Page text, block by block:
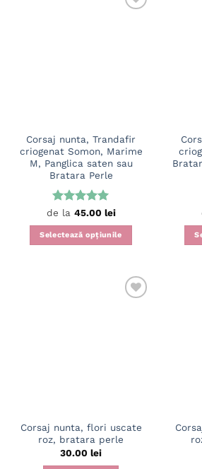
Corsaj nunta, Trandafir
criogenat Somon, Marime
M, Panglica saten sau
Bratara Perle
Evaluat la
5din 5
de la 45.00 lei
Selectează opțiunile
produsului.
Corsaj nunta, flori uscate
roz, bratara perle
30.00 lei